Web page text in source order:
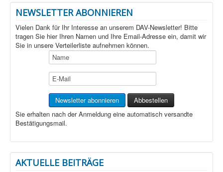
NEWSLETTER ABONNIEREN
Vielen Dank für Ihr Interesse an unserem DAV-Newsletter! Bitte
tragen Sie hier Ihren Namen und Ihre Email-Adresse ein, damit wir
Sie in unsere Verteilerliste aufnehmen können.
Sie erhalten nach der Anmeldung eine automatisch versandte
Bestätigungsmail.
AKTUELLE BEITRÄGE